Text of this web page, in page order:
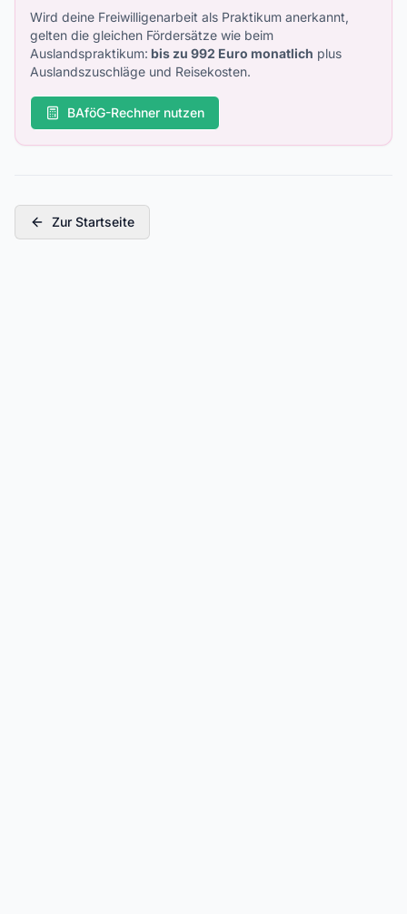
Wird deine Freiwilligenarbeit als Praktikum anerkannt,
gelten die gleichen Fördersätze wie beim
Auslandspraktikum: bis zu 992 Euro monatlich plus
Auslandszuschläge und Reisekosten.
BAföG-Rechner nutzen
Zur Startseite